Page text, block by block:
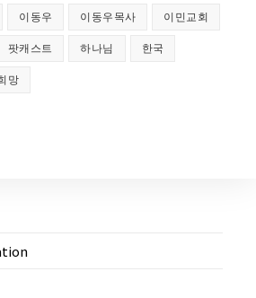
이동우 이동우목사 이민교회
팟캐스트 하나님 한국
망